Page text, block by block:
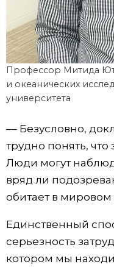
Профессор Митида
и океанических
университета
–– Безусловно,
трудно понять, что
Люди могут
вряд ли
обитает в мировом
Единственный
серьезность
котором мы